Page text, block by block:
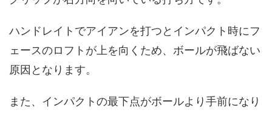
ハンドレイトでアイアンを打つとインパクト時にフ
ェースのロフトが上を向くため、ボールが飛ばない
原因となります。
また、インパクトの最下点がボールより手前になり